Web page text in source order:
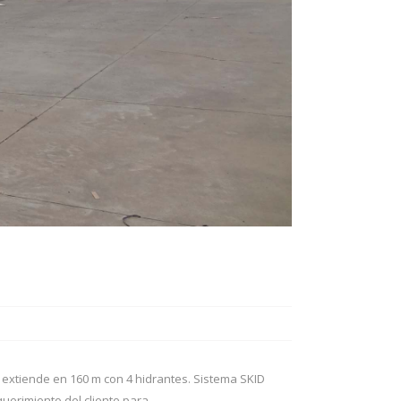
en 160 m con 4 hidrantes. Sistema SKID